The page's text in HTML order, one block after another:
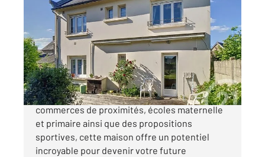
129,32 m2, 5 pièces
Ref : 19604
Maison à vendre
213 000 €
BORDS DE RANCE : dans un village offrant
commerces de proximités, écoles maternelle
et primaire ainsi que des propositions
sportives, cette maison offre un potentiel
incroyable pour devenir votre future